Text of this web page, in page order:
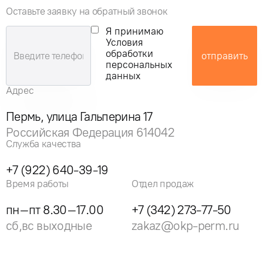
Оставьте заявку на обратный звонок
Я принимаю
Условия
обработки
персональных
данных
отправить
Адрес
Пермь, улица Гальперина 17
Российская Федерация 614042
Служба качества
+7 (922) 640-39-19
Время работы
пн–пт 8.30–17.00
сб,вс выходные
Отдел продаж
+7 (342) 273-77-50
zakaz@okp-perm.ru